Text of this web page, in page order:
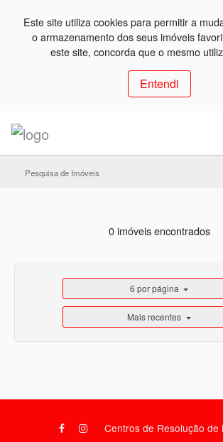
Este site utiliza cookies para permitir a
o armazenamento dos seus imóveis
este site, concorda que o mesmo
Entendi
Pesquisa de Imóveis
0 imóveis encontrados
6 por página
Mais recentes
Centros de Resolução de